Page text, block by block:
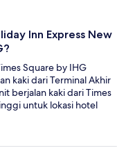
Inn Express New
Square by IHG
kaki dari Terminal Akhir
berjalan kaki dari Times
untuk lokasi hotel